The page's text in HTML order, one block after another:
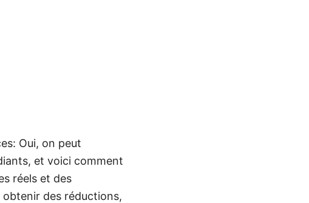
Oui, on peut
et voici comment
réels et des
obtenir des réductions,